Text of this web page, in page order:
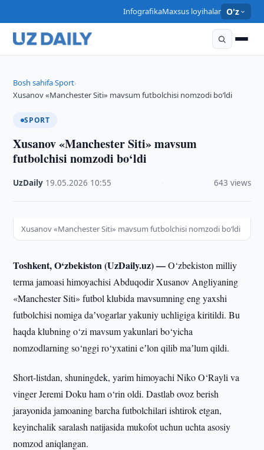
InfografikaMaxsus loyihalar O'z
Bosh sahifa›Sport›
Xusanov «Manchester Siti» mavsum futbolchisi nomzodi bo‘ldi
SPORT
Xusanov «Manchester Siti» mavsum
futbolchisi nomzodi bo‘ldi
UzDaily 19.05.2026 10:55 643 views
Xusanov «Manchester Siti» mavsum futbolchisi nomzodi bo‘ldi
Toshkent, O‘zbekiston (UzDaily.uz) —O‘zbekiston milliy
terma jamoasi himoyachisi Abduqodir Xusanov Angliyaning
«Manchester Siti» futbol klubida mavsumning eng yaxshi
futbolchisi nomiga daʼvogarlar yakuniy uchligiga kiritildi. Bu
haqda klubning o‘zi mavsum yakunlari bo‘yicha
nomzodlarning so‘nggi ro‘yxatini eʼlon qilib maʼlum qildi.
Short-listdan, shuningdek, yarim himoyachi Niko O‘Rayli va
vinger Jeremi Doku ham o‘rin oldi. Dastlab ovoz berish
jarayonida jamoaning barcha futbolchilari ishtirok etgan,
keyinchalik saralash natijasida mukofot uchun uchta asosiy
nomzod aniqlangan.